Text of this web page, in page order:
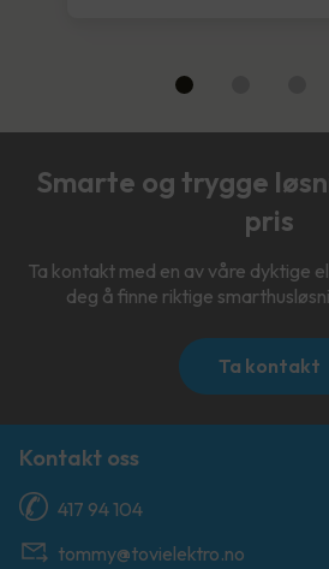
Smarte og trygge
pris
Ta kontakt med en av våre dyktige
deg å finne riktige
Ta kontakt
Kontakt oss
417 94 104
tommy@tovielektro.no